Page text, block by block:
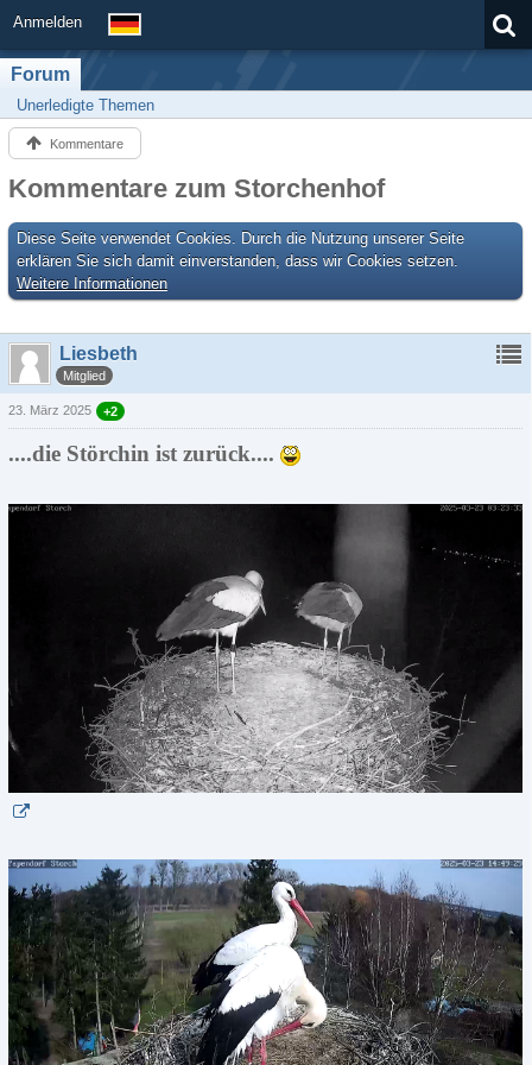
Anmelden
Forum
Unerledigte Themen
Kommentare
Kommentare zum Storchenhof
Diese Seite verwendet Cookies. Durch die Nutzung unserer Seite
erklären Sie sich damit einverstanden, dass wir Cookies setzen.
Weitere Informationen
Liesbeth
Mitglied
23. März 2025 +2
....die Störchin ist zurück....